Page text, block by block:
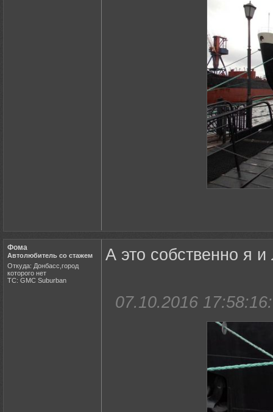
Фома
Автолюбитель со стажем
Откуда: Донбасс,город
которого нет
ТС: GMC Suburban
А это собственно я
07.10.2016 17:58:16: